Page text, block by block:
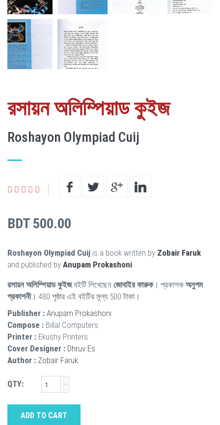
রসায়ন অলিম্পিয়াড কুইজ
Roshayon Olympiad Cuij
BDT 500.00
Roshayon Olympiad Cuij is a book written by Zobair Faruk
and published by Anupam Prokashoni
রসায়ন অলিম্পিয়াড কুইজবইটি লিখেছেন জোবাইর ফারুক। প্রকাশক অনুপম
প্রকাশনী। 480 পৃষ্ঠার এই বইটির মূল্য 500 টাকা।
Publisher : Anupam Prokashoni
Compose : Billal Computers
Printer : Ekushy Printers
Cover Designer : Dhruv Es
Author : Zobair Faruk
QTY:
ADD TO CART